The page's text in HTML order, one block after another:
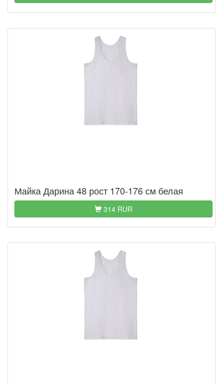
Майка Дарина 48 рост 170-176 см белая
314 RUR